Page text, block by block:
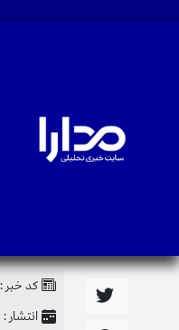
کد خبر :
انتشار :